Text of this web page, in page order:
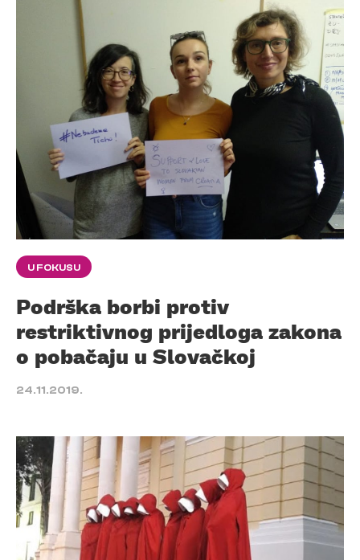
U FOKUSU
Podrška borbi protiv
restriktivnog prijedloga zakona
o pobačaju u Slovačkoj
24.11.2019.